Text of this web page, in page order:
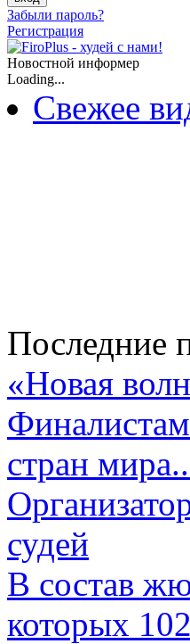
Забыли пароль?
Регистрация
Новостной информер
Loading...
Свежее
Последние
«Новая
стран
судей
В состав
которых